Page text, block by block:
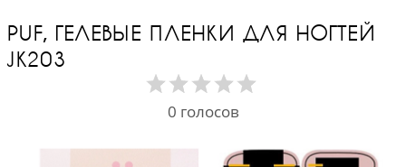
PUF, ГЕЛЕВЫЕ ПЛЕНКИ ДЛЯ НОГТЕЙ
JK203
0 голосов